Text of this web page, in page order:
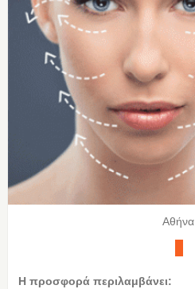
Αθήνα
Η προσφορά περιλαμβάνει: